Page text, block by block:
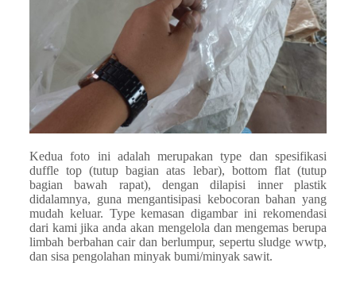
Kedua foto ini adalah merupakan type dan spesifikasi
duffle top (tutup bagian atas lebar), bottom flat (tutup
bagian bawah rapat), dengan dilapisi inner plastik
didalamnya, guna mengantisipasi kebocoran bahan yang
mudah keluar. Type kemasan digambar ini rekomendasi
dari kami jika anda akan mengelola dan mengemas berupa
limbah berbahan cair dan berlumpur, sepertu sludge wwtp,
dan sisa pengolahan minyak bumi/minyak sawit.